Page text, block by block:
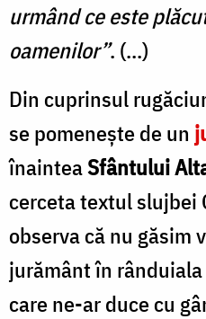
urmând ce este
oamenilor”. (...)
Din cuprinsul
se pomenește de un
înainteaSfântului
cerceta textul slujbei
observa că nu găsim
jurământ în
care ne-ar duce cu